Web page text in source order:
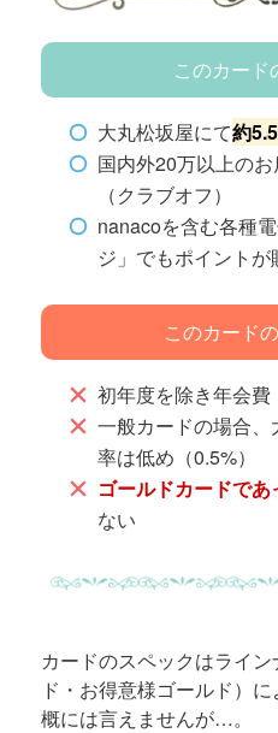
このカード
大丸松坂屋にて約
国内外20万以上の
（クラブオフ）
nanacoを含む各種
ジ」でもポイントが
このカード
初年度を除き年会
一般カードの場合
率は低め（0.5%）
ゴールドカードであ
ない
カードのスペックはライ
ド・お得意様ゴールド）
概には言えませんが…。